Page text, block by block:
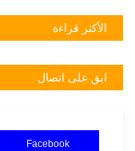
الأكثر قراءة
ابق على اتصال
Facebook